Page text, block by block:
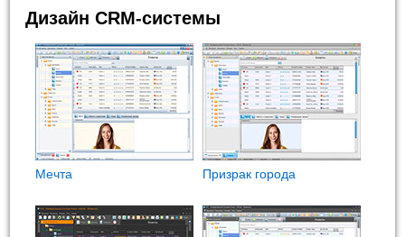
Дизайн CRM-системы
Мечта Призрак города